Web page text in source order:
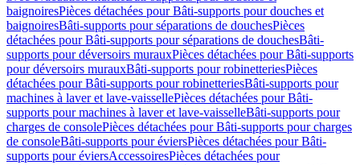
baignoiresPièces détachées pour Bâti-supports pour douches et
baignoiresBâti-supports pour séparations de douchesPièces
détachées pour Bâti-supports pour séparations de douchesBâti-
supports pour déversoirs murauxPièces détachées pour Bâti-supports
pour déversoirs murauxBâti-supports pour robinetteriesPièces
détachées pour Bâti-supports pour robinetteriesBâti-supports pour
machines à laver et lave-vaissellePièces détachées pour Bâti-
supports pour machines à laver et lave-vaisselleBâti-supports pour
charges de consolePièces détachées pour Bâti-supports pour charges
de consoleBâti-supports pour éviersPièces détachées pour Bâti-
supports pour éviersAccessoiresPièces détachées pour